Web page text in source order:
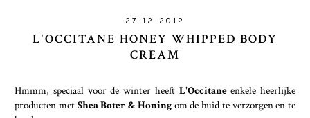
27-12-2012
L'OCCITANE HONEY WHIPPED BODY
CREAM
Hmmm, speciaal voor de winter heeft L'Occitaneenkele heerlijke
producten met Shea Boter & Honingom de huid te verzorgen en te